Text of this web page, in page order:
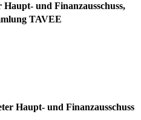
Haupt- und Finanzausschuss,
TAVEE
Haupt- und Finanzausschuss